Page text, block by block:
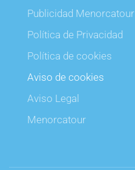
Publicidad Menorcatour
Política de Privacidad
Política de cookies
Aviso de cookies
Aviso Legal
Menorcatour